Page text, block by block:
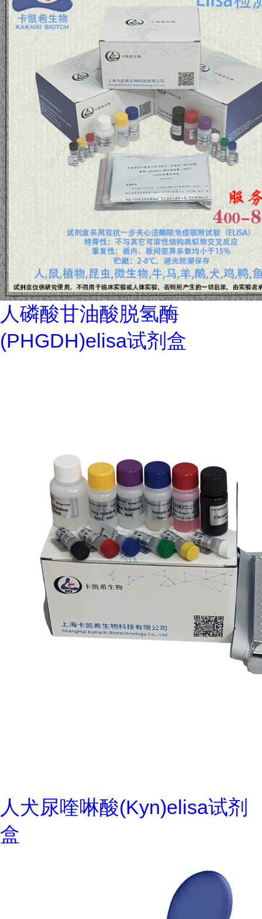
人磷酸甘油酸脱氢酶
(PHGDH)elisa试剂盒
人犬尿喹啉酸(Kyn)elisa试剂
盒